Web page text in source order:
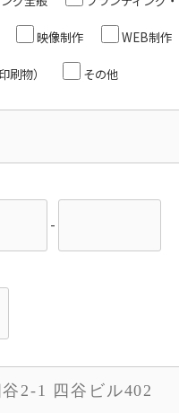
映像制作 WEB制作
刷物） その他
-